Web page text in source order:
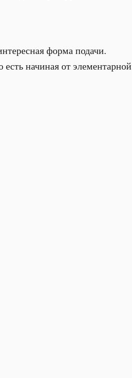
форма подачи.
есть начиная от элементарной